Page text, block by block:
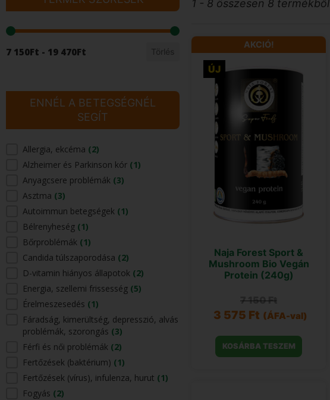
7 150Ft - 19 470Ft
ENNÉL A BETEGSÉGNÉL
SEGÍT
ENNÉL A BETEGSÉGNÉL SEGÍT
Allergia, ekcéma (2)
Alzheimer és Parkinson kór (1)
Anyagcsere problémák (3)
Asztma (3)
Autoimmun betegségek (1)
Bélrenyheség (1)
Bőrproblémák (1)
Candida túlszaporodása (2)
D-vitamin hiányos állapotok (2)
Energia, szellemi frissesség (5)
Érelmeszesedés (1)
Fáradság, kimerültség, depresszió, alvás
problémák, szorongás (3)
Férfi és női problémák (2)
Fertőzések (baktérium) (1)
Fertőzések (vírus), infulenza, hurut (1)
Fogyás (2)
1 - 8 összesen 8 termékből
AKCIÓ!
ÚJ
Naja Forest Sport &
Mushroom Bio Vegán
Protein (240g)
7 150Ft
3 575 Ft (ÁFA-val)
KOSÁRBA TESZEM